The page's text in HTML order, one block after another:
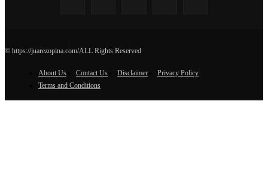
© https://juarezopina.com/ALL Rights Reserved
About Us Contact Us Disclaimer
Privacy Policy
Terms and Conditions